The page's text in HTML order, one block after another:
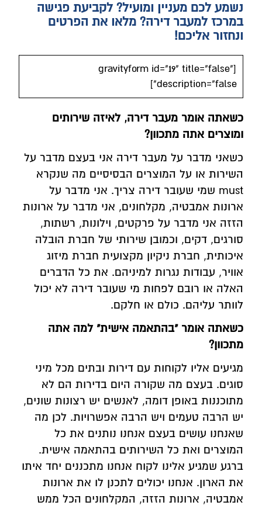
נשמע לכם מעניין ומועיל? לקביעת פגישה
במרכז למעבר דירה? מלאו את הפרטים
ונחזור אליכם!
[gravityform id="19" title="false"
description="false"]
כשאתה אומר מעבר דירה, לאיזה שירותים
ומוצרים אתה מתכוון?
כשאני מדבר על מעבר דירה אני בעצם מדבר על
השירות או על המוצרים הבסיסיים מה שנקרא
must שמי שעובר דירה צריך. אני מדבר על
ארונות אמבטיה, מקלחונים, אני מדבר על ארונות
הזזה אני מדבר על פרקטים, וילונות, רשתות,
סורגים, דקים, וכמובן שירותי של חברת הובלה
איכותית, חברת ניקיון מקצועית חברת מיזוג
אוויר, עבודות נגרות למיניהם. את כל הדברים
האלה או רובם לפחות מי שעובר דירה לא יכול
לוותר עליהם. כולם או חלקם.
כשאתה אומר "בהתאמה אישית" למה אתה
מתכוון?
מגיעים אליו לקוחות עם דירות ובתים מכל מיני
סוגים. בעצם מה שקורה היום בדירות הם לא
מתוכננות באופן דומה, לאנשים יש רצונות שונים,
יש הרבה טעמים ויש הרבה אפשרויות. לכן מה
שאנחנו עושים בעצם אנחנו נותנים את כל
המוצרים ואת כל השירותים בהתאמה אישית.
ברגע שמגיע אלינו לקוח אנחנו מתכננים יחד איתו
את הארון. אנחנו יכולים לתכנן לו את ארונות
אמבטיה, ארונות הזזה, המקלחונים הכל ממש